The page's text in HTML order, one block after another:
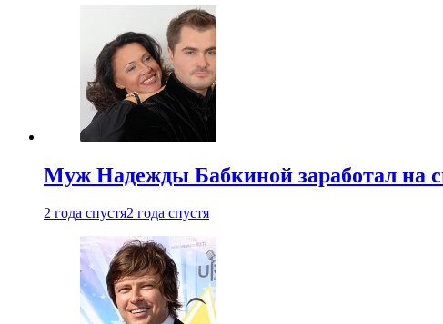
Муж Надежды Бабкиной заработал на
2 года спустя2 года спустя